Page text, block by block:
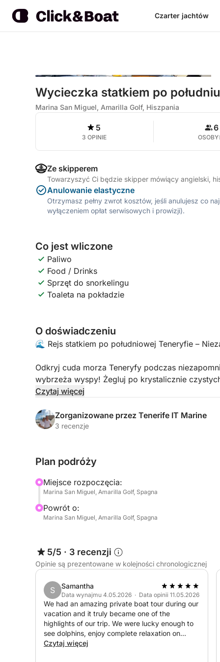
Czarter jachtów
Wycieczka statkiem po
Marina San Miguel, Amarilla Golf, Hiszpania
5
3 OPINIE
6
OSOBY
Ze skipperem
Towarzyszyć Ci będzie skipper mówiący angielski,
Anulowanie elastyczne
Otrzymasz pełny zwrot kosztów, jeśli anulujesz co
wyłączeniem opłat serwisowych i prowizji).
Co jest wliczone
Paliwo
Food / Drinks
Sprzęt do snorkelingu
Toaleta na pokładzie
O doświadczeniu
🌊 Rejs statkiem po południowej Teneryfie –
Odkryj cuda morza Teneryfy podczas
wybrzeża wyspy! Żegluj po krystalicznie
piersiach krajobrazy i doświadcz dzikiej przyrody
🚤 Czego się spodziewać:
Przerwy na pływanie i snurkowanie w cichych
Zrelaksuj się na pokładzie przy chłodnych
Wyjaśnienia w języku włoskim (i innych
👨‍👩‍👧‍👦 Odpowiednie dla każdego – rodzin, par i
🎟️ Liczba miejsc ograniczona – zarezerwuj już
Czytaj więcej
Zorganizowane przez Tenerife IT Marine
3 recenzje
Plan podróży
Miejsce rozpoczęcia:
Marina San Miguel, Amarilla Golf, Spagna
Powrót o:
Marina San Miguel, Amarilla Golf, Spagna
5/5 · 3 recenzji
Opinie są prezentowane w kolejności chronologicznej
S Samantha
Data wynajmu 4.05.2026 · Data opinii 11.05.2026
We had an amazing private boat tour during our
vacation and it truly became one of the
highlights of our trip. We were lucky enough to
see dolphins, enjoy complete relaxation on
board, and the men at the back of the boat
Czytaj więcej